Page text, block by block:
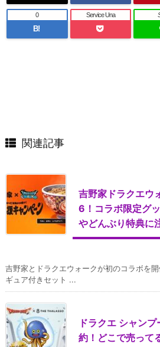
B!
0 Service Una
関連記事
吉野家ドラクエウ
6！コラボ限定グ
やどんぶり特典に
吉野家とドラクエウォークが初のコラボを
ギュア付きセット ...
ドラクエ シャン
約！どこで売って